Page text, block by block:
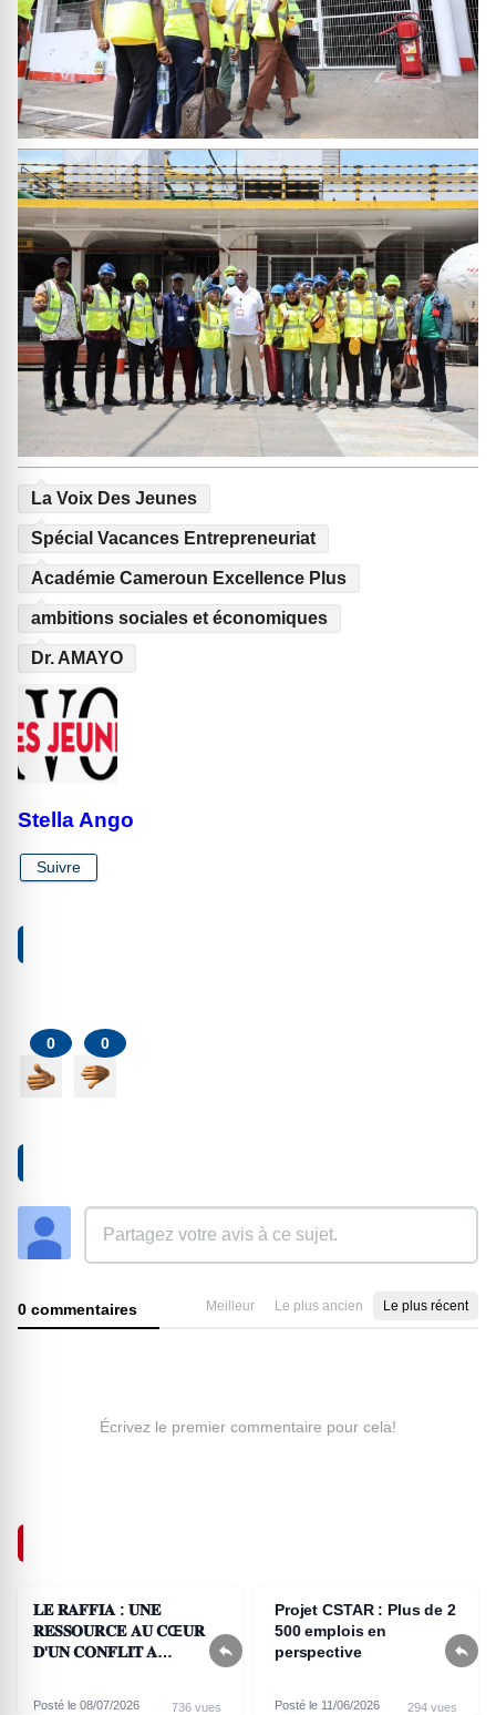
La Voix Des Jeunes
Spécial Vacances Entrepreneuriat
Académie Cameroun Excellence Plus
ambitions sociales et économiques
Dr. AMAYO
Stella Ango
Suivre
0 0
0 commentaires Meilleur Le plus ancien Le plus récent
Écrivez le premier commentaire pour cela!
𝐋𝐄 𝐑𝐀𝐅𝐅𝐈𝐀 : 𝐔𝐍𝐄
𝐑𝐄𝐒𝐒𝐎𝐔𝐑𝐂𝐄 𝐀𝐔 𝐂Œ𝐔𝐑
𝐃'𝐔𝐍 𝐂𝐎𝐍𝐅𝐋𝐈𝐓 𝐀
Posté le 08/07/2026 736 vues

Projet CSTAR : Plus de 2
500 emplois en
perspective
Posté le 11/06/2026 294 vues
